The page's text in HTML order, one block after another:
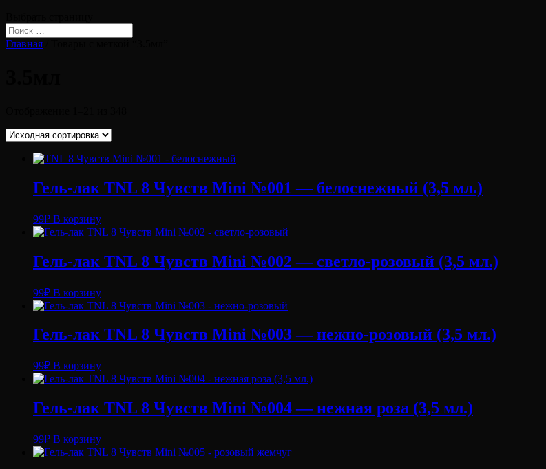
Главная
Гель-лак TNL 8 Чувств Mini №001 — белоснежный (3,5 мл.)
99₽ В корзину
Гель-лак TNL 8 Чувств Mini №002 — светло-розовый (3,5 мл.)
99₽ В корзину
Гель-лак TNL 8 Чувств Mini №003 — нежно-розовый (3,5 мл.)
99₽ В корзину
Гель-лак TNL 8 Чувств Mini №004 — нежная роза (3,5 мл.)
99₽ В корзину